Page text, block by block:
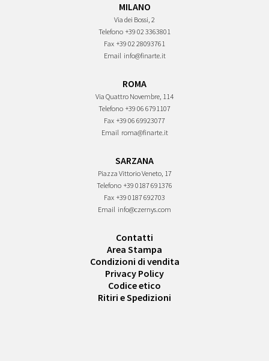
MILANO
Via dei Bossi, 2
Telefono +39 02 3363801
Fax +39 02 28093761
Email info@finarte.it
ROMA
Via Quattro Novembre, 114
Telefono +39 06 6791107
Fax +39 06 69923077
Email roma@finarte.it
SARZANA
Piazza Vittorio Veneto, 17
Telefono +39 0187 691376
Fax +39 0187 692703
Email info@czernys.com
Contatti
Area Stampa
Condizioni di vendita
Privacy Policy
Codice etico
Ritiri e Spedizioni